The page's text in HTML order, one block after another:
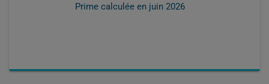
Prime calculée en juin 2026